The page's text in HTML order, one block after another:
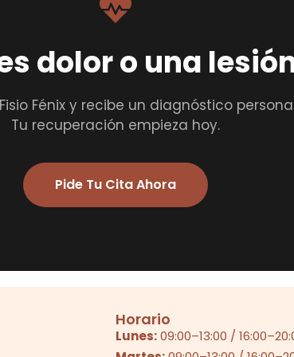
dolor o una
Fénix y recibe un diagnóstico
Tu recuperación empieza hoy.
Pide Tu Cita Ahora
Horario
Lunes:09:00–13:00 / 16:00–